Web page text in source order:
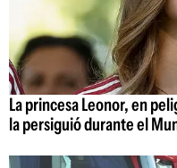
La princesa Leonor, en
la persiguió durante el